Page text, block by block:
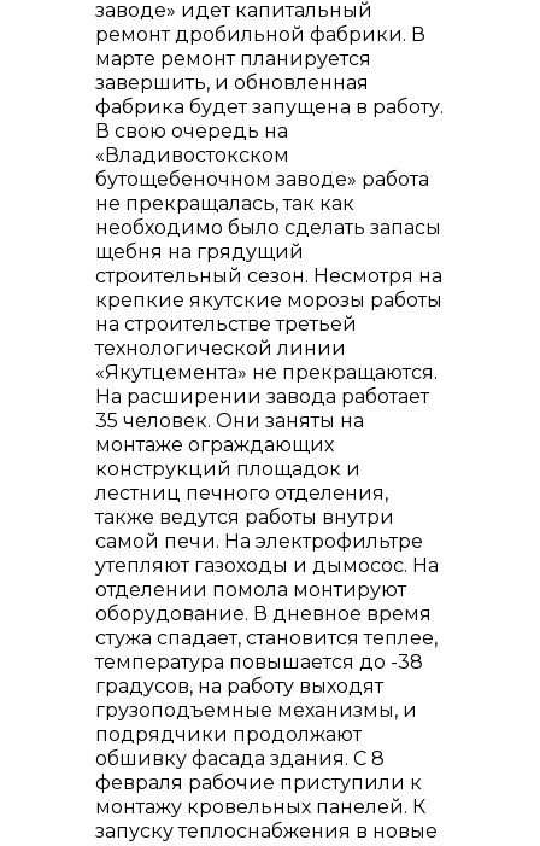
заводе» идет капитальный
ремонт дробильной фабрики. В
марте ремонт планируется
завершить, и обновленная
фабрика будет запущена в работу.
В свою очередь на
«Владивостокском
бутощебеночном заводе» работа
не прекращалась, так как
необходимо было сделать запасы
щебня на грядущий
строительный сезон. Несмотря на
крепкие якутские морозы работы
на строительстве третьей
технологической линии
«Якутцемента» не прекращаются.
На расширении завода работает
35 человек. Они заняты на
монтаже ограждающих
конструкций площадок и
лестниц печного отделения,
также ведутся работы внутри
самой печи. На электрофильтре
утепляют газоходы и дымосос. На
отделении помола монтируют
оборудование. В дневное время
стужа спадает, становится теплее,
температура повышается до -38
градусов, на работу выходят
грузоподъемные механизмы, и
подрядчики продолжают
обшивку фасада здания. С 8
февраля рабочие приступили к
монтажу кровельных панелей. К
запуску теплоснабжения в новые